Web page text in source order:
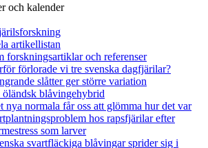
och kalender
artikellistan
forskningsartiklar och referenser
förlorade vi tre svenska dagfjärilar?
slåtter ger större variation
öländsk blåvingehybrid
nya normala får oss att glömma hur det var
hos rapsfjärilar efter
som larver
svartfläckiga blåvingar sprider sig i